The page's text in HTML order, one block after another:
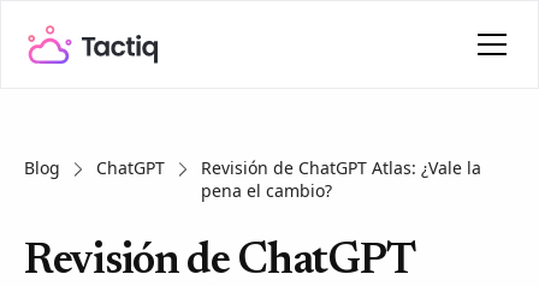
Blog ChatGPT
Revisión de ChatGPT Atlas: ¿Vale la
pena el cambio?
Revisión de ChatGPT